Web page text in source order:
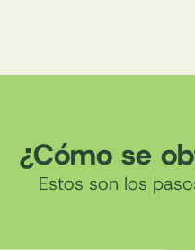
¿Cómo se
Estos son los